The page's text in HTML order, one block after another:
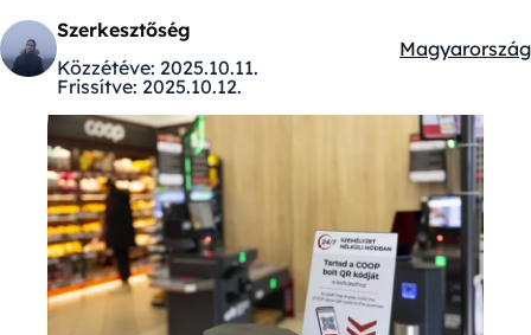
Szerkesztőség
Közzétéve: 2025.10.11.
Frissítve: 2025.10.12.
Kategóriák:
Magyarország